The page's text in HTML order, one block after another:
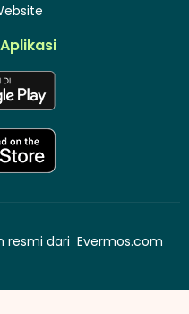
resmi dari Evermos.com